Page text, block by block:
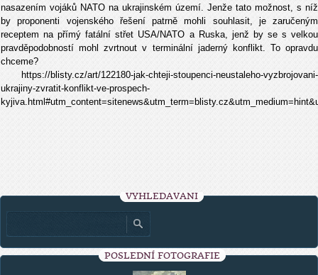
nasazením vojáků NATO na ukrajinském území. Jenže tato možnost, s níž
by proponenti vojenského řešení patrně mohli souhlasit, je zaručeným
receptem na přímý fatální střet USA/NATO a Ruska, jenž by se s velkou
pravděpodobností mohl zvrtnout v terminální jaderný konflikt. To opravdu
chceme?
https://blisty.cz/art/122180-jak-chteji-stoupenci-neustaleho-vyzbrojovani-
ukrajiny-zvratit-konflikt-ve-prospech-
VYHLEDÁVÁNÍ
POSLEDNÍ FOTOGRAFIE